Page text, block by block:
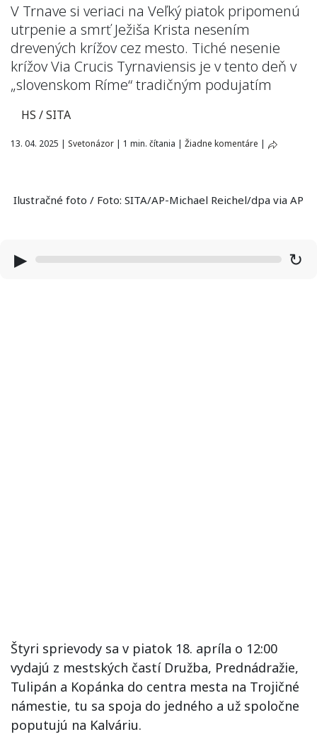
V Trnave si veriaci na Veľký piatok pripomenú
utrpenie a smrť Ježiša Krista nesením
drevených krížov cez mesto. Tiché nesenie
krížov Via Crucis Tyrnaviensis je v tento deň v
„slovenskom Ríme“ tradičným podujatím
HS / SITA
13. 04. 2025 | Svetonázor | 1 min. čítania | Žiadne komentáre |
Ilustračné foto / Foto: SITA/AP-Michael Reichel/dpa via AP
▶ ↻
Štyri sprievody sa v piatok 18. apríla o 12:00
vydajú z mestských častí Družba, Prednádražie,
Tulipán a Kopánka do centra mesta na Trojičné
námestie, tu sa spoja do jedného a už spoločne
poputujú na Kalváriu.